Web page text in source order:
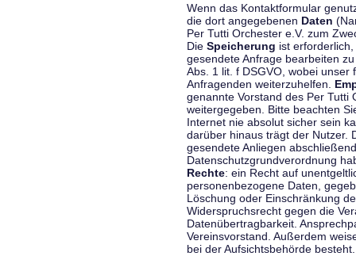
Wenn das Kontaktformular
die dort angegebenen Daten
Per Tutti Orchester e.V. zum
Die Speicherung ist
gesendete Anfrage bearbeiten
Abs. 1 lit. f DSGVO, wobei
Anfragenden weiterzuhelfen.
genannte Vorstand des Per Tutti
weitergegeben. Bitte beachten
Internet nie absolut sicher sein
darüber hinaus trägt der Nutzer.
gesendete Anliegen
Datenschutzgrundverordnung
Rechte: ein Recht auf
personenbezogene Daten,
Löschung oder Einschränkung
Widerspruchsrecht gegen die
Datenübertragbarkeit.
Vereinsvorstand. Außerdem
bei der Aufsichtsbehörde besteht.